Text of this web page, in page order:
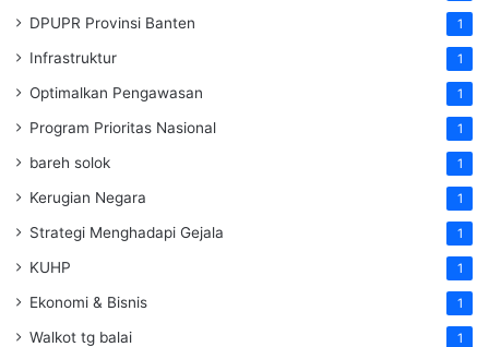
DPUPR Provinsi Banten 1
Infrastruktur 1
Optimalkan Pengawasan 1
Program Prioritas Nasional 1
bareh solok 1
Kerugian Negara 1
Strategi Menghadapi Gejala 1
KUHP 1
Ekonomi & Bisnis 1
Walkot tg balai 1